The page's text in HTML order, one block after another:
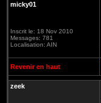
micky01
Inscrit le: 18 Nov 2010
Messages: 781
Localisation: AIN
Revenir en haut
zeek